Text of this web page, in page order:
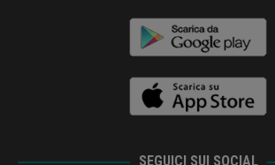
SEGUICI SUI SOCIAL